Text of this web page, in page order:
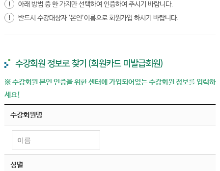
아래 방법 중 한 가지만 선택하여 인증하여 주시기 바랍니다.
반드시 수강대상자 ‘본인’이름으로 회원가입 하시기 바랍니다.
수강회원 정보로 찾기 (회원카드 미발급회원)
※ 수강회원 본인 인증을 위한 센터에 가입되어있는 수강회원 정보를 입력하
세요!
수강회원명
성별